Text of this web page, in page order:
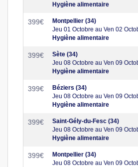
Hygiène alimentaire
399€
Montpellier (34)
Jeu 01 Octobre au Ven 02
Hygiène alimentaire
399€
Sète (34)
Jeu 08 Octobre au Ven 09
Hygiène alimentaire
399€
Béziers (34)
Jeu 08 Octobre au Ven 09
Hygiène alimentaire
399€
Saint-Gély-du-Fesc (34)
Jeu 08 Octobre au Ven 09
Hygiène alimentaire
399€
Montpellier (34)
Jeu 08 Octobre au Ven 09